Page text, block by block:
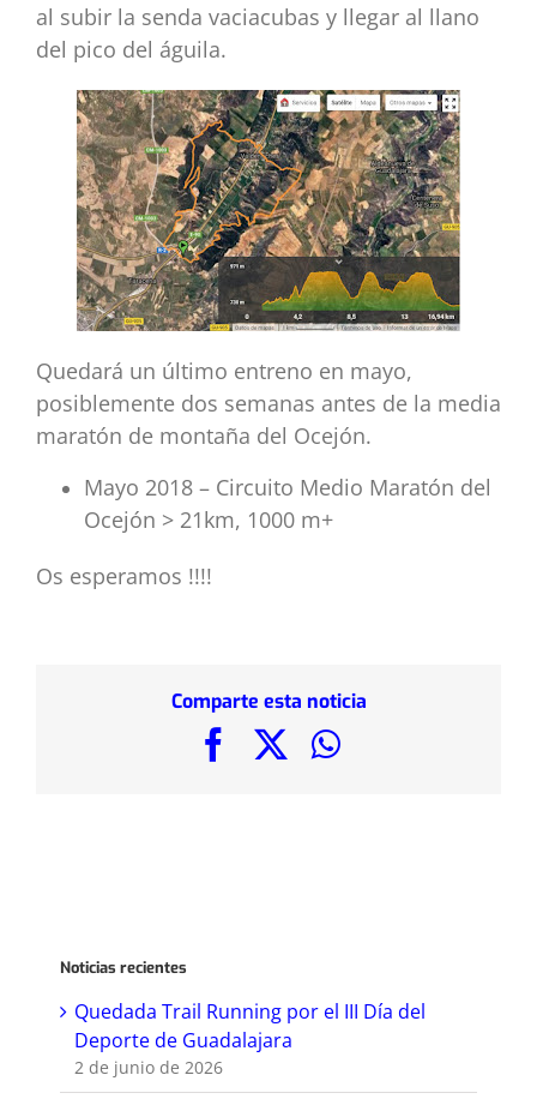
al subir la senda vaciacubas y llegar al llano
del pico del águila.
Quedará un último entreno en mayo,
posiblemente dos semanas antes de la media
maratón de montaña del Ocejón.
Mayo 2018 – Circuito Medio Maratón del
Ocejón > 21km, 1000 m+
Os esperamos !!!!
Comparte esta noticia
FacebookWhatsApp
Noticias recientes
Quedada Trail Running por el III Día del
Deporte de Guadalajara
2 de junio de 2026